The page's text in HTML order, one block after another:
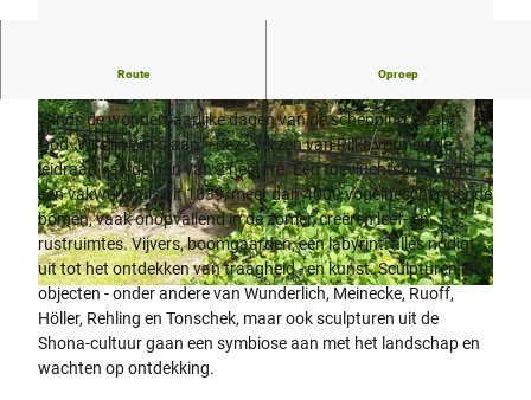
© Reinhard Hegerfeld
© NaturGarten mit KunstObjekten
Route Oproep
NatuurTuin en kunst in harmonie: een toevluchtsoord voor
"Sinds de wonderbaarlijke dagen van de schepping slaapt
God. Wij zijn zijn slaap" - deze verzen van Rilke vormen de
leidraad van de tuin van 2 hectare. Een toevluchtsoord rond
een vakwerkhuis uit 1839, meer dan 4000 vogelbeschermende
bomen, vaak onopvallend in de zomer, creëren leef- en
rustruimtes. Vijvers, boomgaarden, een labyrint: alles nodigt
uit tot het ontdekken van traagheid - en kunst. Sculpturen en
objecten - onder andere van Wunderlich, Meinecke, Ruoff,
Höller, Rehling en Tonschek, maar ook sculpturen uit de
Shona-cultuur gaan een symbiose aan met het landschap en
wachten op ontdekking.